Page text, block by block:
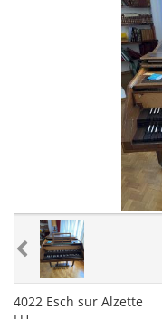
4022 Esch sur Alzette